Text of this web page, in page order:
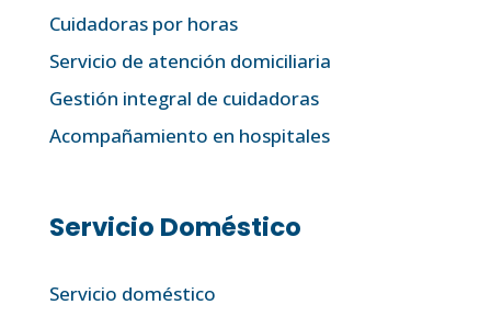
Cuidadoras por horas
Servicio de atención domiciliaria
Gestión integral de cuidadoras
Acompañamiento en hospitales
Servicio Doméstico
Servicio doméstico